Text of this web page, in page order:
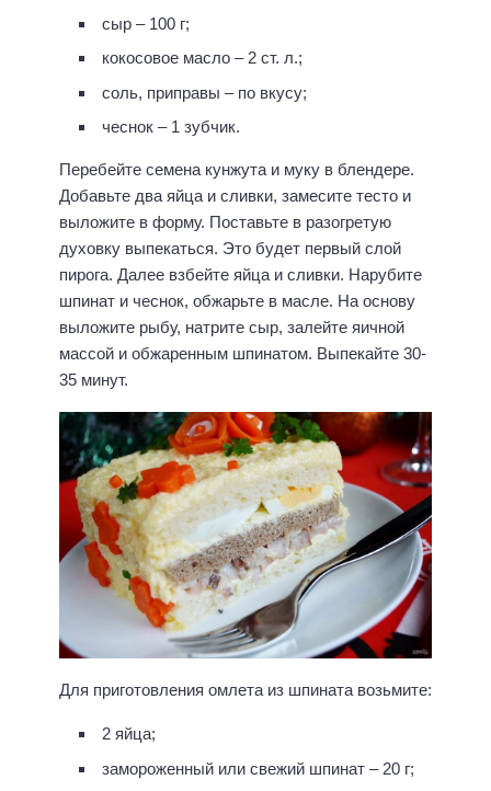
сыр – 100 г;
кокосовое масло – 2 ст. л.;
соль, приправы – по вкусу;
чеснок – 1 зубчик.
Перебейте семена кунжута и муку в блендере.
Добавьте два яйца и сливки, замесите тесто и
выложите в форму. Поставьте в разогретую
духовку выпекаться. Это будет первый слой
пирога. Далее взбейте яйца и сливки. Нарубите
шпинат и чеснок, обжарьте в масле. На основу
выложите рыбу, натрите сыр, залейте яичной
массой и обжаренным шпинатом. Выпекайте 30-
35 минут.
Для приготовления омлета из шпината возьмите:
2 яйца;
замороженный или свежий шпинат – 20 г;